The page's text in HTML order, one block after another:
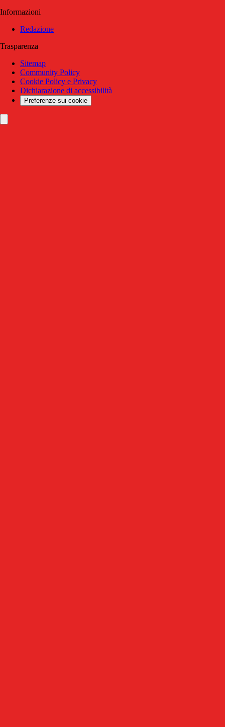
Informazioni
Redazione
Trasparenza
Sitemap
Community Policy
Cookie Policy e Privacy
Dichiarazione di accessibilità
Preferenze sui cookie